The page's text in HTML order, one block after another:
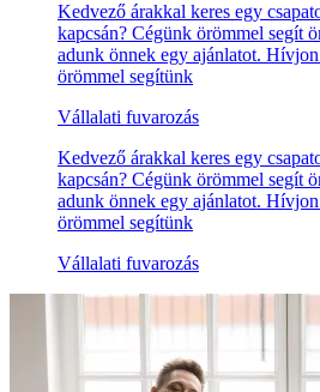
Kedvező árakkal keres egy
kapcsán? Cégünk örömmel segít
adunk önnek egy ajánlatot.
örömmel segítünk
Vállalati fuvarozás
Kedvező árakkal keres egy
kapcsán? Cégünk örömmel segít
adunk önnek egy ajánlatot.
örömmel segítünk
Vállalati fuvarozás